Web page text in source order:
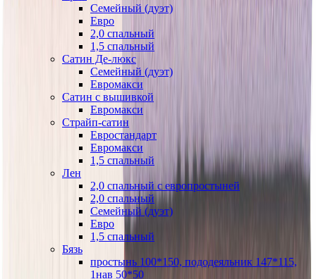
Семейный (дуэт)
Евро
2,0 спальный
1,5 спальный
Сатин Де-люкс
Семейный (дуэт)
Евромакси
Сатин с вышивкой
Евромакси
Страйп-сатин
Евростандарт
Евромакси
1,5 спальный
Лен
2,0 спальный с европростыней
2,0 спальный
Семейный (дуэт)
Евро
1,5 спальный
Бязь
простынь 100*150, пододеяльник 147*115,
1нав 50*50